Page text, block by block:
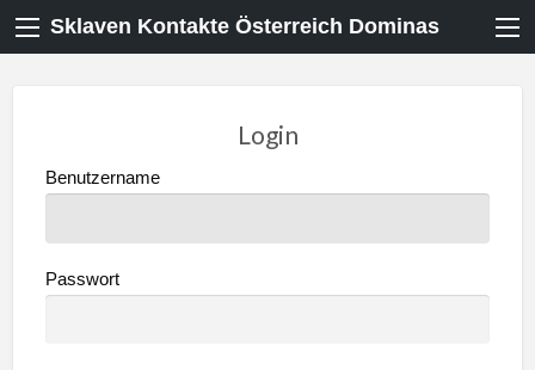
Sklaven Kontakte Österreich Dominas
Login
Benutzername
Passwort